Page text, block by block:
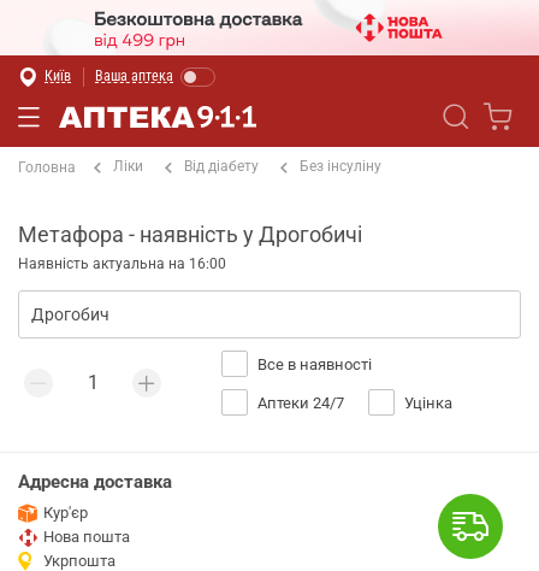
Київ Ваша аптека
Головна Ліки Від діабету Без інсуліну
Метафора - наявність у Дрогобичі
Наявність актуальна на 16:00
Все в наявності
Аптеки 24/7 Уцінка
Адресна доставка
Кур'єр
Нова пошта
Укрпошта